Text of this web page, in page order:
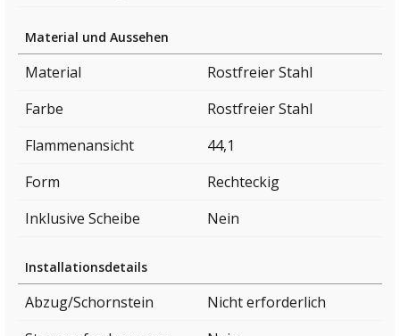
Material und Aussehen
Material
Rostfreier Stahl
Farbe
Rostfreier Stahl
Flammenansicht
44,1
Form
Rechteckig
Inklusive Scheibe
Nein
Installationsdetails
Abzug/Schornstein
Nicht erforderlich